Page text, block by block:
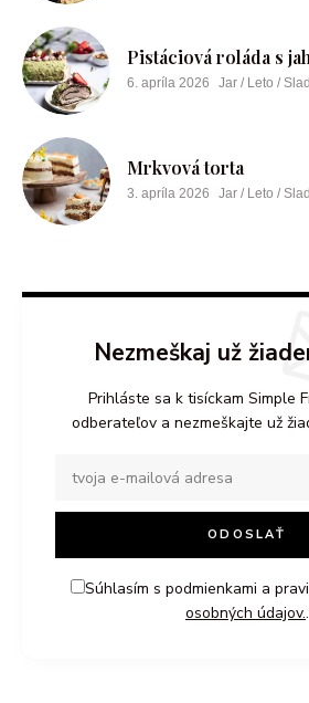
Pistáciová roláda s
6. apríla 2026 Jar / Leto /
Mrkvová torta
3. apríla 2026 Jar / Leto /
Nezmeškaj už
Prihláste sa k tisíckam Simple
odberateľov a nezmeškajte už
Súhlasím s podmienkami a
osobných údajov..